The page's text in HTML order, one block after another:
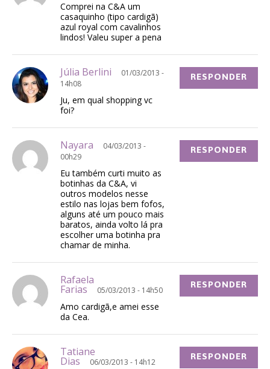
Comprei na C&A um
casaquinho (tipo cardigã)
azul royal com cavalinhos
lindos! Valeu super a pena
Júlia Berlini
01/03/2013 -
14h08
Ju, em qual shopping vc
foi?
RESPONDER
Nayara
04/03/2013 -
00h29
Eu também curti muito as
botinhas da C&A, vi
outros modelos nesse
estilo nas lojas bem fofos,
alguns até um pouco mais
baratos, ainda volto lá pra
escolher uma botinha pra
chamar de minha.
RESPONDER
Rafaela
Farias 05/03/2013 - 14h50
Amo cardigã,e amei esse
da Cea.
RESPONDER
Tatiane
Dias 06/03/2013 - 14h12 RESPONDER